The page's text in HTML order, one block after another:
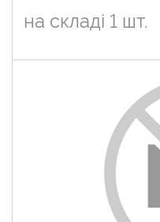
на складі 1 шт.